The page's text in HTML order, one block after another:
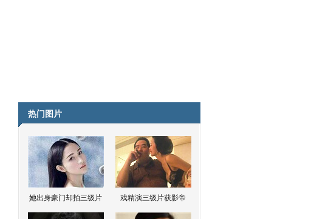
热门图片
她出身豪门却拍三级片 戏精演三级片获影帝